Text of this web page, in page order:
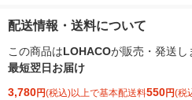
配送情報・送料について
この商品はLOHACOが販売・発送し
最短翌日お届け
3,780円(税込)以上で基本配送料550円(税